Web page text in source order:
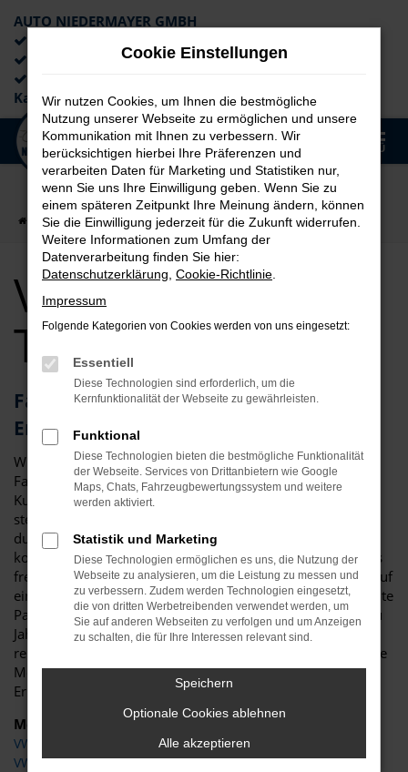
Zum
Hauptinhalt
springen
AUTO NIEDERMAYER GMBH
Lieferung an die Haustür
Kaufabwicklung
MENÜ
Startseite Erlangen VW für Erlangen Top Angebote
VW für Erlangen
Top Angebote
Fahrzeuge von VW – perfekt für
Erlangen und Umgebung
Wir von Niedermayer verstehen uns als Experten für die
Fahrzeuge von VW und sind natürlich auch für unsere
Kundinnen und Kunden aus Erlangen da. Im Vordergrund
steht bei uns die enge Bindung zu unseren Kunden, die
durch die einzigartige Qualität von VW sowie die faire und
kompetente Beratung erreicht wird. Zudem wurden wir als
freies Autohaus mehrfach ausgezeichnet. Freuen Sie sich auf
eine Fülle an Fahrzeugen von VW in Erlangen und eine breite
Palette, die vom Neuwagen über Tageszulassung bis hin zu
Jahreswagen und erstklassig gepflegten Gebrauchtwagen
reicht. Dank unserer Werkstatt bieten wir Ihnen zudem jede
Menge Sonderdienstleistungen rund um Ihren VW in
Erlangen. Auf uns ist Verlass.
Modelle
VW Golf Erlangen
VW Polo Erlangen
Cookie Einstellungen
Wir nutzen Cookies, um Ihnen die bestmögliche
Nutzung unserer Webseite zu ermöglichen und unsere
Kommunikation mit Ihnen zu verbessern. Wir
berücksichtigen hierbei Ihre Präferenzen und
verarbeiten Daten für Marketing und Statistiken nur,
wenn Sie uns Ihre Einwilligung geben. Wenn Sie zu
einem späteren Zeitpunkt Ihre Meinung ändern, können
Sie die Einwilligung jederzeit für die Zukunft widerrufen.
Weitere Informationen zum Umfang der
Datenverarbeitung finden Sie hier:
Datenschutzerklärung Cookie-Richtlinie
Impressum
Folgende Kategorien von Cookies werden von uns eingesetzt:
Essentiell
Diese Technologien sind erforderlich, um die
Kernfunktionalität der Webseite zu gewährleisten.
Funktional
Diese Technologien bieten die bestmögliche Funktionalität
der Webseite. Services von Drittanbietern wie Google
Maps, Chats, Fahrzeugbewertungssystem und weitere
werden aktiviert.
Statistik und Marketing
Diese Technologien ermöglichen es uns, die Nutzung der
Webseite zu analysieren, um die Leistung zu messen und
zu verbessern. Zudem werden Technologien eingesetzt,
die von dritten Werbetreibenden verwendet werden, um
Sie auf anderen Webseiten zu verfolgen und um Anzeigen
zu schalten, die für Ihre Interessen relevant sind.
Speichern
Optionale Cookies ablehnen
Alle akzeptieren